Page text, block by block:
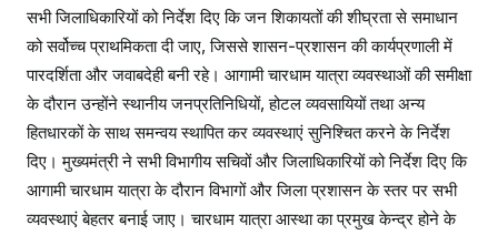
सभी जिलाधिकारियों को निर्देश दिए कि जन शिकायतों की शीघ्रता से समाधान
को सर्वोच्च प्राथमिकता दी जाए, जिससे शासन-प्रशासन की कार्यप्रणाली में
पारदर्शिता और जवाबदेही बनी रहे। आगामी चारधाम यात्रा व्यवस्थाओं की समीक्षा
के दौरान उन्होंने स्थानीय जनप्रतिनिधियों, होटल व्यवसायियों तथा अन्य
हितधारकों के साथ समन्वय स्थापित कर व्यवस्थाएं सुनिश्चित करने के निर्देश
दिए। मुख्यमंत्री ने सभी विभागीय सचिवों और जिलाधिकारियों को निर्देश दिए कि
आगामी चारधाम यात्रा के दौरान विभागों और जिला प्रशासन के स्तर पर सभी
व्यवस्थाएं बेहतर बनाई जाए। चारधाम यात्रा आस्था का प्रमुख केन्द्र होने के